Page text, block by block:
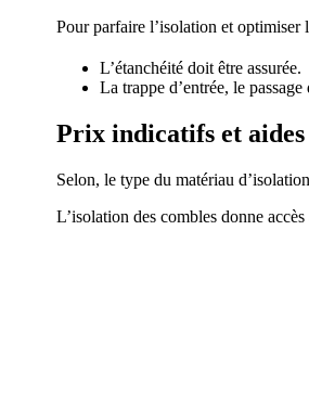
Pour parfaire l’isolation et optimiser
L’étanchéité doit être assurée.
La trappe d’entrée, le
Prix indicatifs et aides
Selon, le type du matériau
L’isolation des combles donne